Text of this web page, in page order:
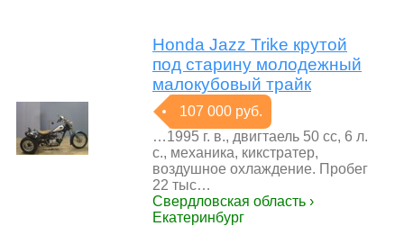
Honda Jazz Trike крутой
под старину молодежный
малокубовый трайк
107 000 руб.
…1995 г. в., двигтаель 50 сс, 6 л.
с., механика, кикстратер,
воздушное охлаждение. Пробег
22 тыс…
Свердловская область ›
Екатеринбург